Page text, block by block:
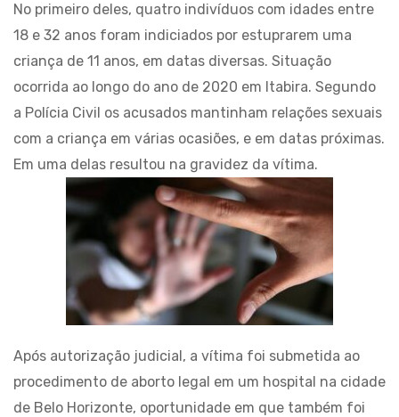
No primeiro deles, quatro indivíduos com idades entre
18 e 32 anos foram indiciados por estuprarem uma
criança de 11 anos, em datas diversas. Situação
ocorrida ao longo do ano de 2020 em Itabira. Segundo
a Polícia Civil os acusados mantinham relações sexuais
com a criança em várias ocasiões, e em datas próximas.
Em uma delas resultou na gravidez da vítima.
Após autorização judicial, a vítima foi submetida ao
procedimento de aborto legal em um hospital na cidade
de Belo Horizonte, oportunidade em que também foi